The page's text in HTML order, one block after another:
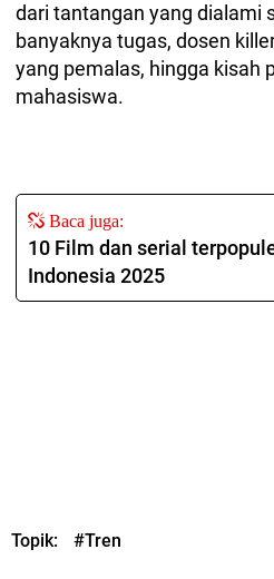
dari tantangan yang dialami
banyaknya tugas, dosen
yang pemalas, hingga kisah
mahasiswa.
Baca juga:
10 Film dan serial
Indonesia 2025
Topik: #Tren